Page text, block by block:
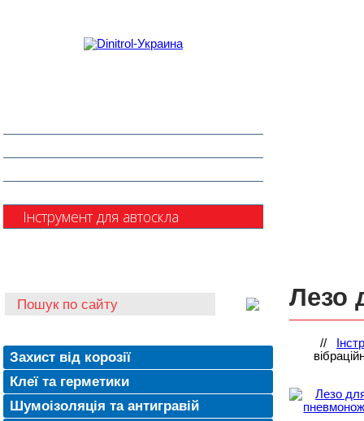
Інструмент для автоскла
Захист від корозії
Клеї та герметики
Шумоізоляція та антигравій
Лезо
//